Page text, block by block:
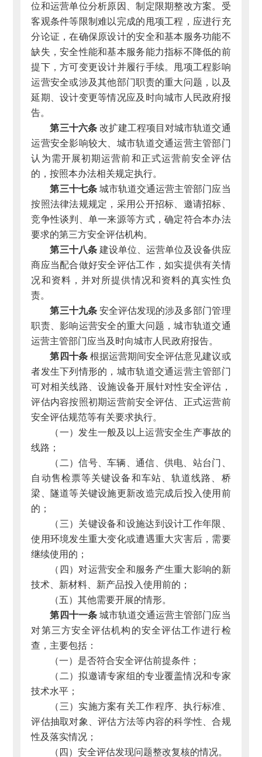
位和运营单位分析原因、制定限期整改方案。受
客观条件等限制难以完成的甩项工程，应进行充
分论证，在确保原设计的安全和基本服务功能不
缺失，安全性能和基本服务能力指标不降低的前
提下，方可变更设计并履行手续。甩项工程影响
运营安全或涉及其他部门职责的重大问题，以及
延期、设计变更等情况应及时向城市人民政府报
告。
第三十六条改扩建工程项目对城市轨道交通
运营安全影响较大、城市轨道交通运营主管部门
认为需开展初期运营前和正式运营前安全评估
的，按照本办法相关规定执行。
第三十七条城市轨道交通运营主管部门应当
按照法律法规规定，采用公开招标、邀请招标、
竞争性谈判、单一来源等方式，确定符合本办法
要求的第三方安全评估机构。
第三十八条建设单位、运营单位及设备供应
商应当配合做好安全评估工作，如实提供有关情
况和资料，并对所提供情况和资料的真实性负
责。
第三十九条安全评估发现的涉及多部门管理
职责、影响运营安全的重大问题，城市轨道交通
运营主管部门应当及时向城市人民政府报告。
第四十条根据运营期间安全评估意见建议或
者发生下列情形的，城市轨道交通运营主管部门
可对相关线路、设施设备开展针对性安全评估，
评估内容按照初期运营前安全评估、正式运营前
安全评估规范等有关要求执行。
（一）发生一般及以上运营安全生产事故的
线路；
（二）信号、车辆、通信、供电、站台门、
自动售检票等关键设备和车站、轨道线路、桥
梁、隧道等关键设施更新改造完成后投入使用前
的；
（三）关键设备和设施达到设计工作年限、
使用环境发生重大变化或遭遇重大灾害后，需要
继续使用的；
（四）对运营安全和服务产生重大影响的新
技术、新材料、新产品投入使用前的；
（五）其他需要开展的情形。
第四十一条城市轨道交通运营主管部门应当
对第三方安全评估机构的安全评估工作进行检
查，主要包括：
（一）是否符合安全评估前提条件；
（二）拟邀请专家组的专业覆盖情况和专家
技术水平；
（三）实施方案有关工作程序、执行标准、
评估抽取对象、评估方法等内容的科学性、合规
性及落实情况；
（四）安全评估发现问题整改复核的情况。